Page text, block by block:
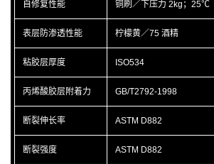
自修复性能 铜刷／下压力 2kg；25℃
表层防渗透性能 柠檬黄／75 酒精
粘胶层厚度 ISO534
丙烯酸胶层附着力 GB/T2792-1998
断裂伸长率 ASTM D882
断裂强度 ASTM D882